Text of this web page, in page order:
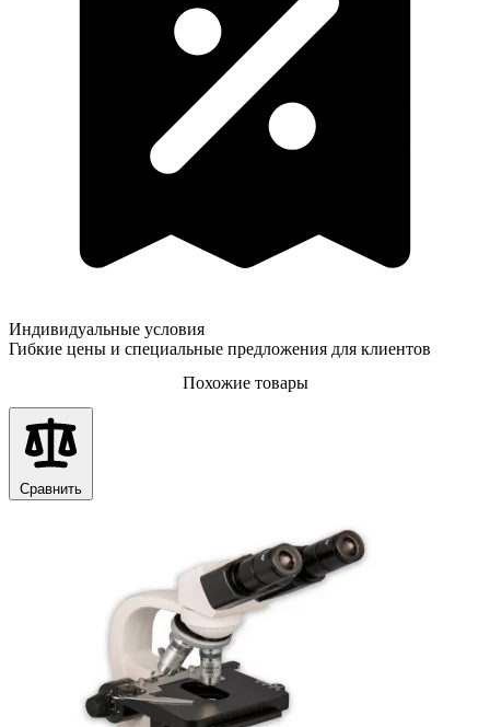
Индивидуальные условия
Гибкие цены и специальные предложения для клиентов
Похожие товары
Сравнить